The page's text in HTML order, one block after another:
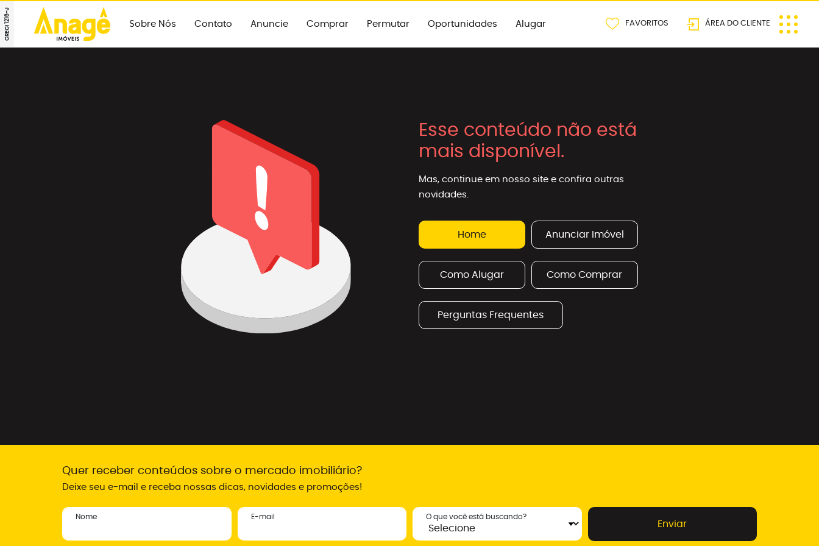
CRECI 1216-J Sobre Nós Contato Anuncie Comprar Permutar Oportunidades Alugar FAVORITOS ÁREA DO CLIENTE
Esse conteúdo não está
mais disponível.
Mas, continue em nosso site e confira outras
novidades.
Home Anunciar Imóvel
Como Alugar Como Comprar
Perguntas Frequentes
Quer receber conteúdos sobre o mercado imobiliário?
Deixe seu e-mail e receba nossas dicas, novidades e promoções!
Nome E-mail O que você está buscando?
Enviar